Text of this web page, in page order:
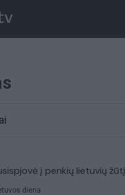
į penkių lietuvių žūtį
diena